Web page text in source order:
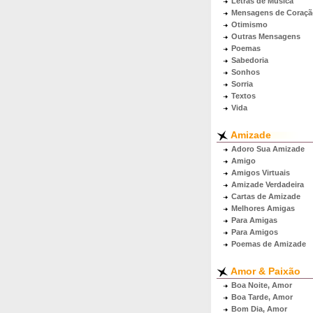
Mensagens de
Otimismo
Outras Mensagens
Poemas
Sabedoria
Sonhos
Sorria
Textos
Vida
Amizade
Adoro Sua Amizade
Amigo
Amigos Virtuais
Amizade Verdadeira
Cartas de Amizade
Melhores Amigas
Para Amigas
Para Amigos
Poemas de Amizade
Amor & Paixão
Boa Noite, Amor
Boa Tarde, Amor
Bom Dia, Amor